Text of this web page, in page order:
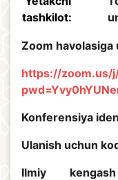
tashkilot:
Zoom havolasiga
https://zoom.us/
Konferensiya
Ulanish uchun
Ilmiy